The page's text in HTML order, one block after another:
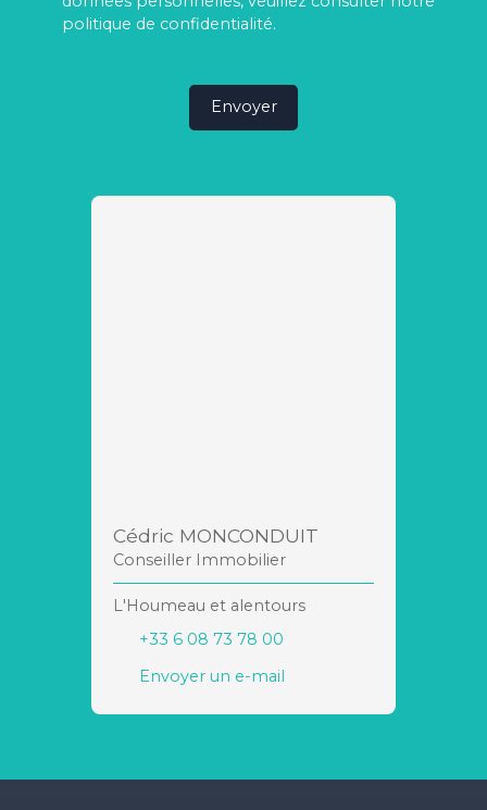
politique de confidentialité.
Envoyer
Cédric MONCONDUIT
Conseiller Immobilier
L'Houmeau et alentours
+33 6 08 73 78 00
Envoyer un e-mail